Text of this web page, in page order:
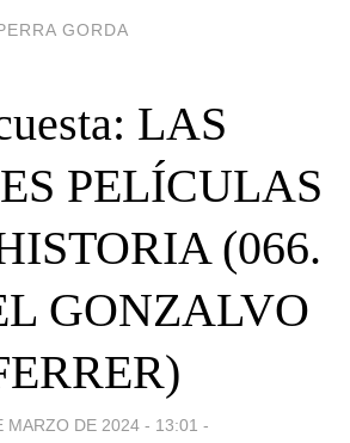
GORDA
LAS
PELÍCULAS
(066.
GONZALVO
MARZO DE 2024 - 13:01 -